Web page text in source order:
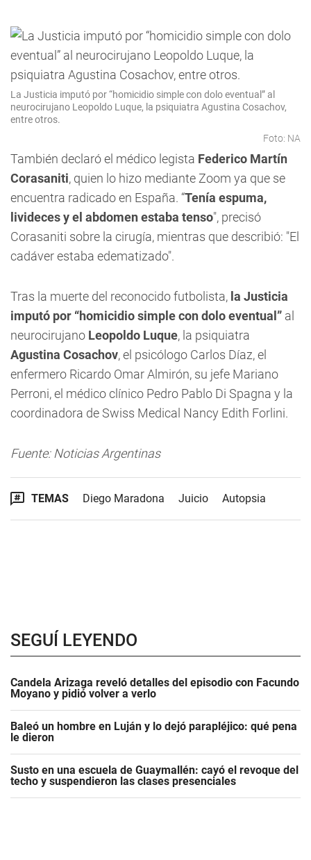
La Justicia imputó por “homicidio simple con dolo eventual” al
neurocirujano Leopoldo Luque, la psiquiatra Agustina Cosachov,
entre otros.
Foto: NA
También declaró el médico legista Federico Martín
Corasaniti, quien lo hizo mediante Zoom ya que se
encuentra radicado en España. “Tenía espuma,
livideces y el abdomen estaba tenso", precisó
Corasaniti sobre la cirugía, mientras que describió: "El
cadáver estaba edematizado".
Tras la muerte del reconocido futbolista, la Justicia
imputó por “homicidio simple con dolo eventual” al
neurocirujano Leopoldo Luque, la psiquiatra
Agustina Cosachov, el psicólogo Carlos Díaz, el
enfermero Ricardo Omar Almirón, su jefe Mariano
Perroni, el médico clínico Pedro Pablo Di Spagna y la
coordinadora de Swiss Medical Nancy Edith Forlini.
Fuente: Noticias Argentinas
TEMAS Diego Maradona Juicio Autopsia
SEGUÍ LEYENDO
Candela Arizaga reveló detalles del episodio con Facundo
Moyano y pidió volver a verlo
Baleó un hombre en Luján y lo dejó parapléjico: qué pena
le dieron
Susto en una escuela de Guaymallén: cayó el revoque del
techo y suspendieron las clases presenciales